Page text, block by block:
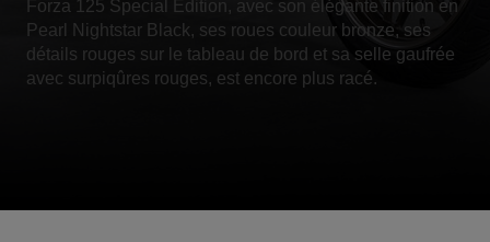
Forza 125 Special Edition, avec son élégante finition en
Pearl Nightstar Black, ses roues couleur bronze, ses
détails rouges sur le tableau de bord et sa selle gaufrée
avec surpiqûres rouges, est encore plus racé.